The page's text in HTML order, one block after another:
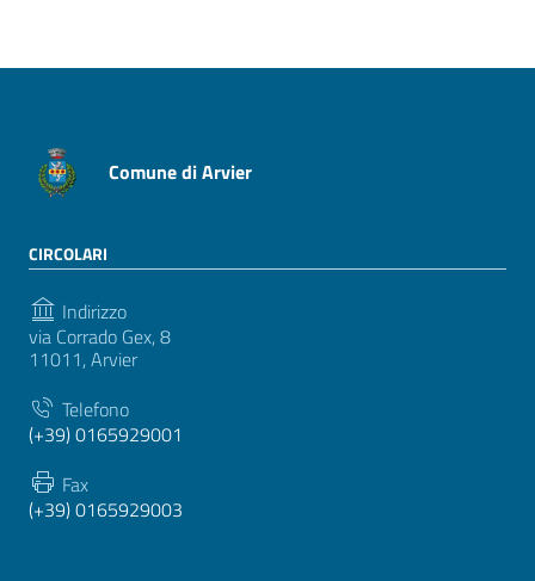
Comune di Arvier
CIRCOLARI
Indirizzo
via Corrado Gex, 8
11011, Arvier
Telefono
(+39) 0165929001
Fax
(+39) 0165929003